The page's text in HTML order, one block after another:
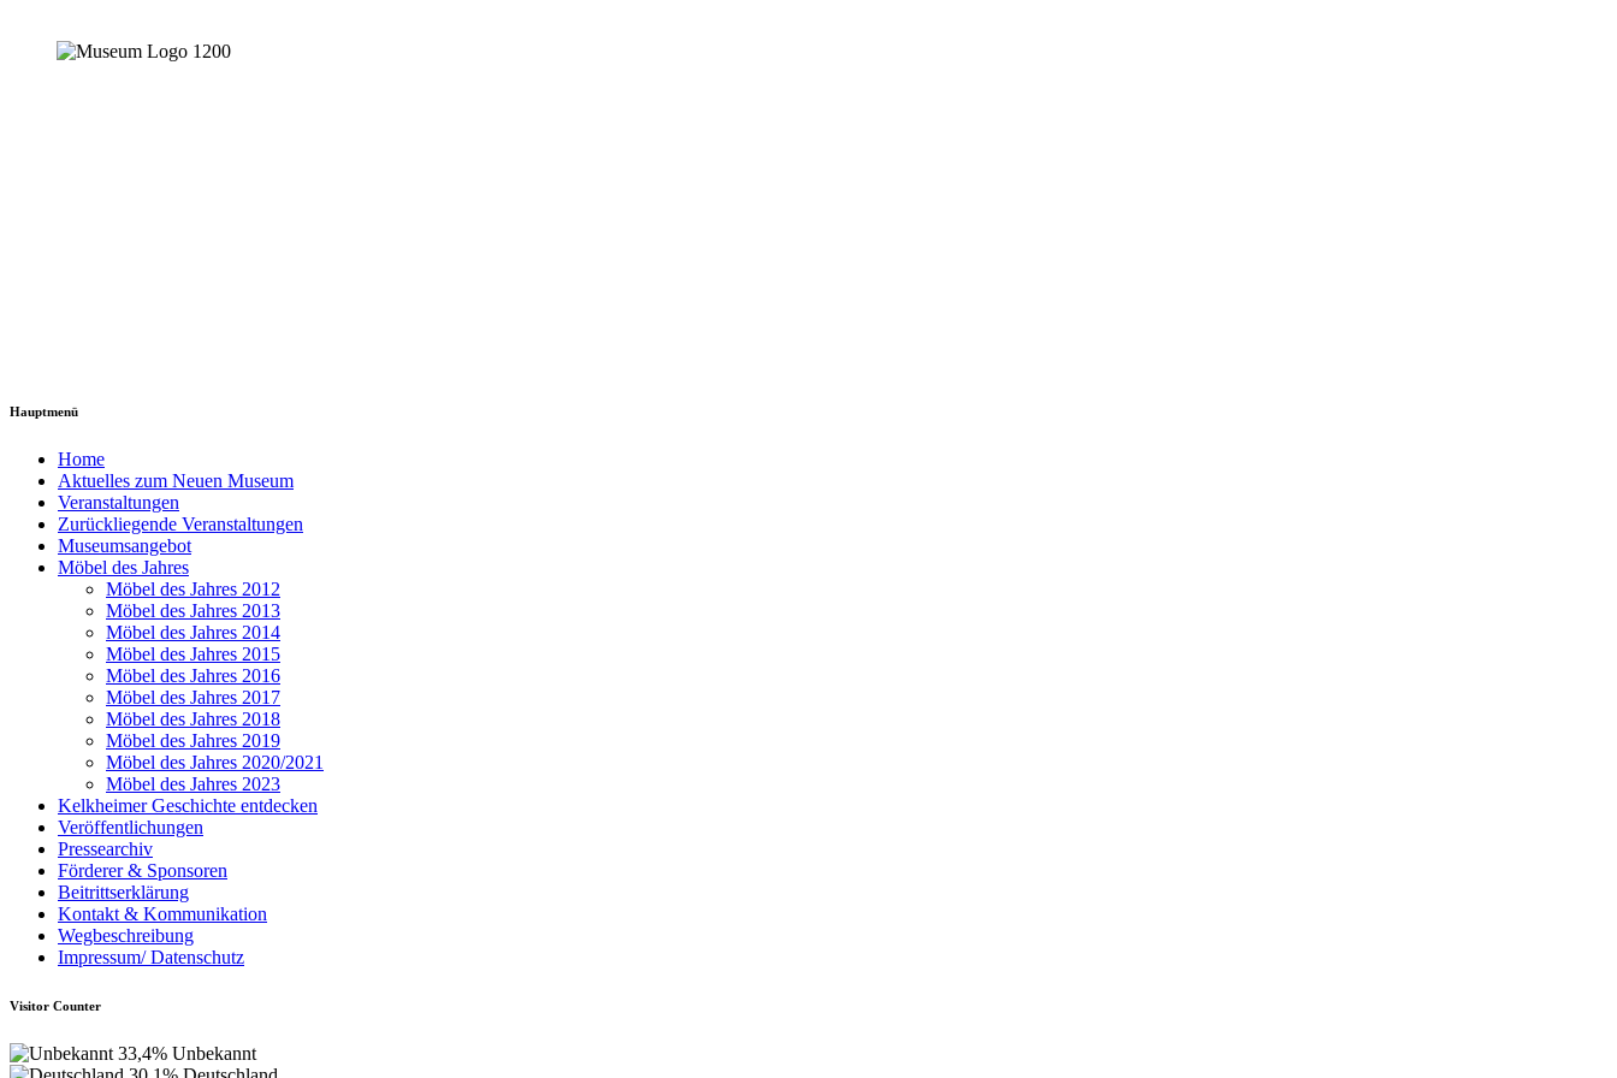
Hauptmenü
Home
Aktuelles zum Neuen Museum
Veranstaltungen
Zurückliegende Veranstaltungen
Museumsangebot
Möbel des Jahres
Möbel des Jahres 2012
Möbel des Jahres 2013
Möbel des Jahres 2014
Möbel des Jahres 2015
Möbel des Jahres 2016
Möbel des Jahres 2017
Möbel des Jahres 2018
Möbel des Jahres 2019
Möbel des Jahres 2020/2021
Möbel des Jahres 2023
Kelkheimer Geschichte entdecken
Veröffentlichungen
Pressearchiv
Förderer & Sponsoren
Beitrittserklärung
Kontakt & Kommunikation
Wegbeschreibung
Impressum/ Datenschutz
Visitor Counter
33,4% Unbekannt